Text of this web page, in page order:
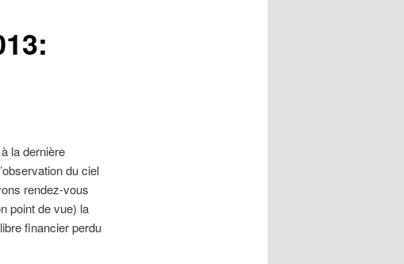
la dernière
du ciel
rendez-vous
point de vue) la
financier perdu